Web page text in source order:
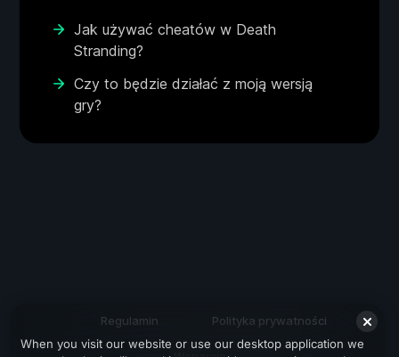
Jak używać cheatów w Death
Stranding?
Czy to będzie działać z moją wersją
gry?
Regulamin Polityka prywatności
When you visit our website or use our desktop application we